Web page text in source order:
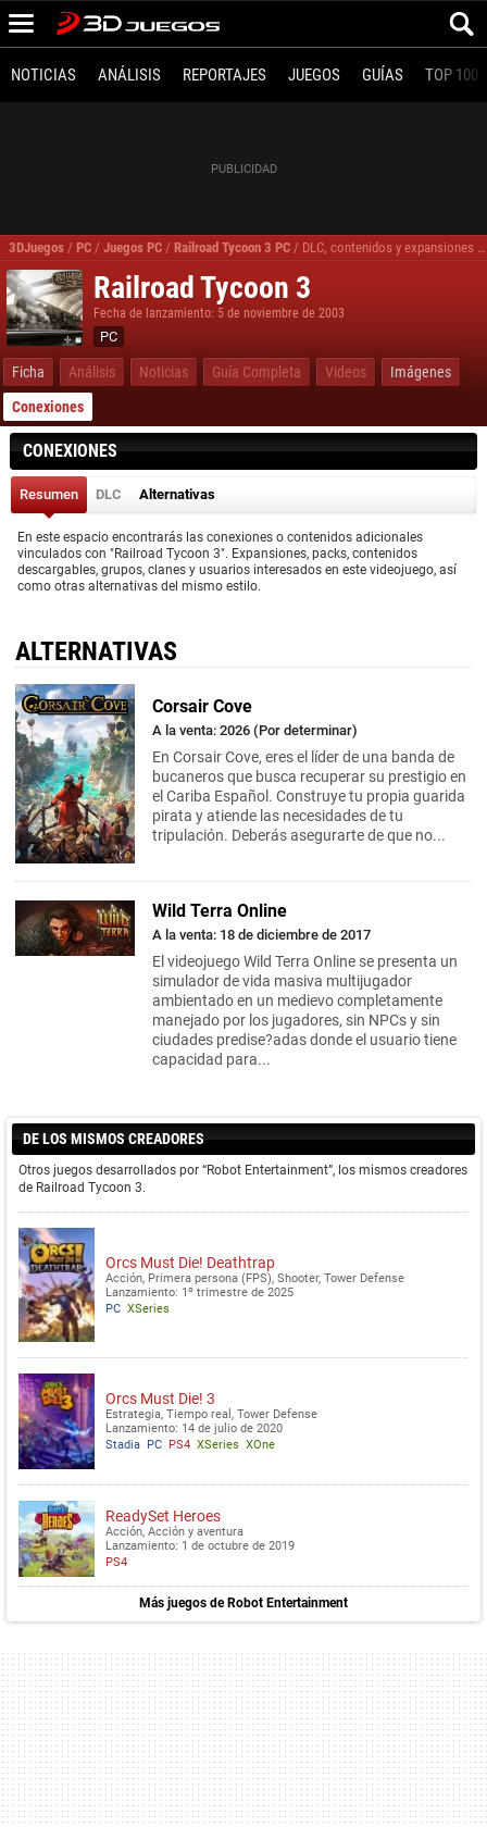
NOTICIAS ANÁLISIS REPORTAJES JUEGOS GUÍAS TOP 100
3DJuegos / PC / Juegos PC / Railroad Tycoon 3 PC / DLC, contenidos y expansiones Railroad Tycoon 3 PC
Railroad Tycoon 3
Fecha de lanzamiento: 5 de noviembre de 2003
PC
Ficha Análisis Noticias Guía Completa Videos
Imágenes
Conexiones
CONEXIONES
Resumen DLC Alternativas
En este espacio encontrarás las conexiones o contenidos adicionales
vinculados con "Railroad Tycoon 3". Expansiones, packs, contenidos
descargables, grupos, clanes y usuarios interesados en este videojuego, así
como otras alternativas del mismo estilo.
ALTERNATIVAS
Corsair Cove
A la venta: 2026 (Por determinar)
En Corsair Cove, eres el líder de una banda de
bucaneros que busca recuperar su prestigio en
el Cariba Español. Construye tu propia guarida
pirata y atiende las necesidades de tu
tripulación. Deberás asegurarte de que no...
Wild Terra Online
A la venta: 18 de diciembre de 2017
El videojuego Wild Terra Online se presenta un
simulador de vida masiva multijugador
ambientado en un medievo completamente
manejado por los jugadores, sin NPCs y sin
ciudades predise?adas donde el usuario tiene
capacidad para...
DE LOS MISMOS CREADORES
Otros juegos desarrollados por “Robot Entertainment”, los mismos creadores
de Railroad Tycoon 3.
Orcs Must Die! Deathtrap
Acción, Primera persona (FPS), Shooter, Tower Defense
Lanzamiento: 1º trimestre de 2025
PC XSeries
Orcs Must Die! 3
Estrategia, Tiempo real, Tower Defense
Lanzamiento: 14 de julio de 2020
Stadia PC PS4 XSeries XOne
ReadySet Heroes
Acción, Acción y aventura
Lanzamiento: 1 de octubre de 2019
PS4
Más juegos de Robot Entertainment